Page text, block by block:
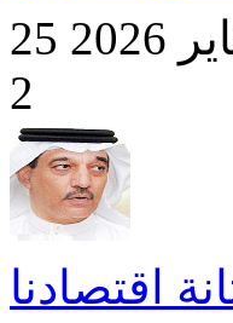
2026
2
اقتصادنا